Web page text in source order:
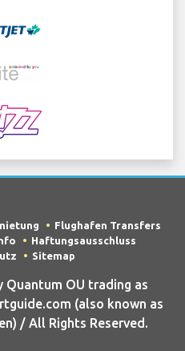
Flughafen Transfers
Haftungsausschluss
Sitemap
Quantum OU trading as
(also known as
/ All Rights Reserved.